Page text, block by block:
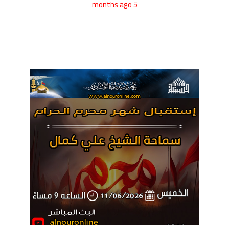
5 months ago